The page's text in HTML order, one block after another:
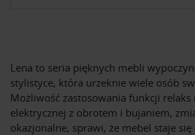
Lena to seria pięknych mebli
stylistyce, która urzeknie wiele osób
Możliwość zastosowania funkcji
elektrycznej z obrotem i bujaniem,
okazjonalne, sprawi, że mebel staje